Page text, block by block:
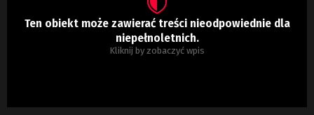
Ten obiekt może zawierać treści nieodpowiednie dla
niepełnoletnich.
Kliknij by zobaczyć wpis